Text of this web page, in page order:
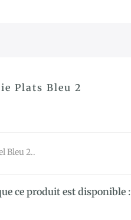
Plats Bleu 2
Bleu 2..
ce produit est disponible :